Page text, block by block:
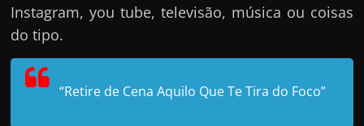
Instagram, you tube, televisão, música ou coisas
do tipo.
“Retire de Cena Aquilo Que Te Tira do Foco”